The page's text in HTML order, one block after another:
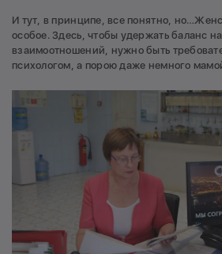
И тут, в принципе, все понятно,
особое. Здесь, чтобы удержать баланс
взаимоотношений, нужно быть
психологом, а порою даже немного